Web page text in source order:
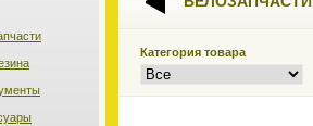
Категория товара